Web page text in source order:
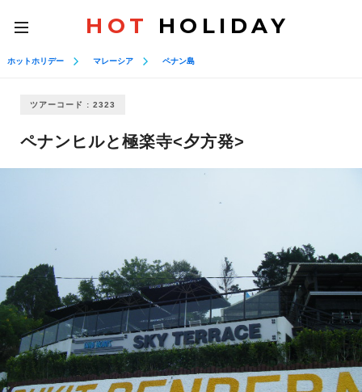
toggle
navigation
HOT HOLIDAY
ホットホリデー マレーシア ペナン島
ツアーコード : 2323
ペナンヒルと極楽寺<夕方発>